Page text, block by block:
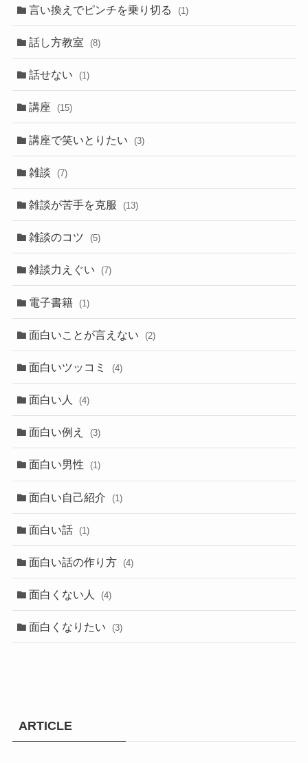
言い換えでピンチを乗り切る (1)
話し方教室 (8)
話せない (1)
講座 (15)
講座で笑いとりたい (3)
雑談 (7)
雑談が苦手を克服 (13)
雑談のコツ (5)
雑談力えぐい (7)
電子書籍 (1)
面白いことが言えない (2)
面白いツッコミ (4)
面白い人 (4)
面白い例え (3)
面白い男性 (1)
面白い自己紹介 (1)
面白い話 (1)
面白い話の作り方 (4)
面白くない人 (4)
面白くなりたい (3)
ARTICLE